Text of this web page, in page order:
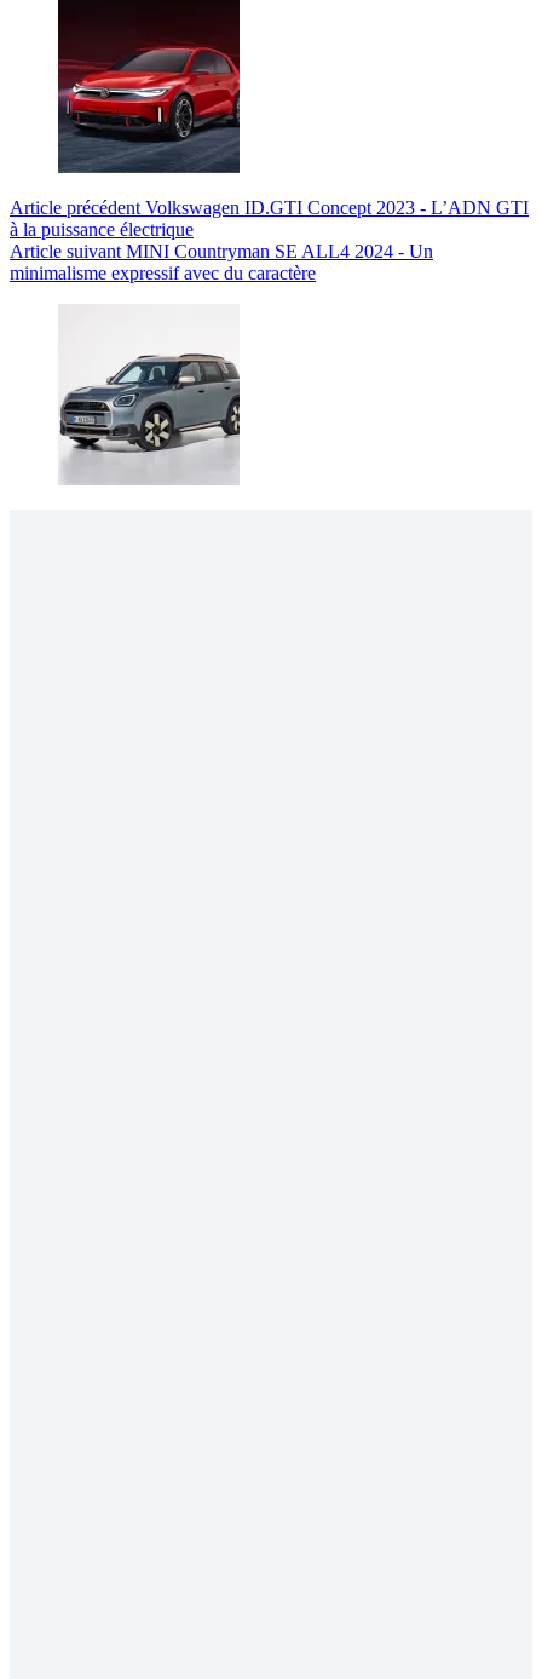
Article précédent Volkswagen ID.GTI Concept 2023 - L’ADN GTI
à la puissance électrique
Article suivant MINI Countryman SE ALL4 2024 - Un
minimalisme expressif avec du caractère